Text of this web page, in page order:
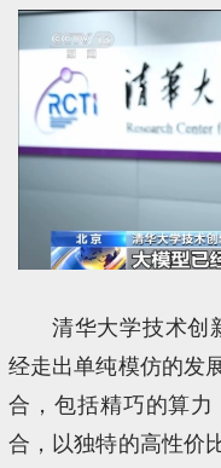
清华大学技术创
经走出单纯模仿的发
合，包括精巧的算
合，以独特的高性价